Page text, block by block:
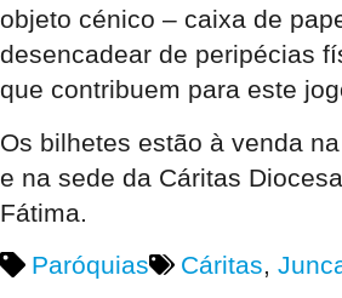
objeto cénico – caixa de
desencadear de peripécias
que contribuem para este
Os bilhetes estão à venda
e na sede da Cáritas
Fátima.
Paróquias
Cáritas,